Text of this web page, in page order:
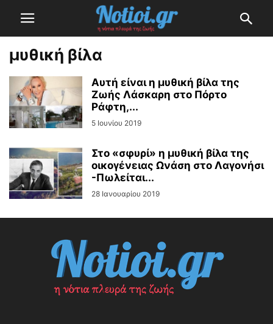
μυθική βίλα
Αυτή είναι η μυθική βίλα της
Ζωής Λάσκαρη στο Πόρτο
Ράφτη,...
5 Ιουνίου 2019
Στο «σφυρί» η μυθική βίλα της
οικογένειας Ωνάση στο Λαγονήσι
-Πωλείται...
28 Ιανουαρίου 2019